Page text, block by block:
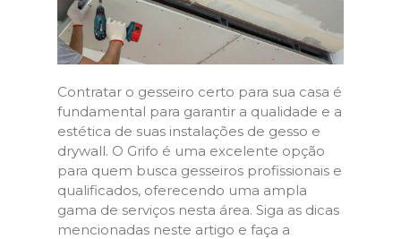
Contratar o gesseiro certo para sua casa é
fundamental para garantir a qualidade e a
estética de suas instalações de gesso e
drywall. O Grifo é uma excelente opção
para quem busca gesseiros profissionais e
qualificados, oferecendo uma ampla
gama de serviços nesta área. Siga as dicas
mencionadas neste artigo e faça a